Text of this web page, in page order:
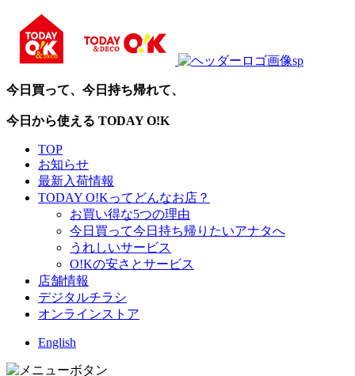
今日買って、今日持ち帰れて、
今日から使える TODAY O!K
TOP
お知らせ
最新入荷情報
TODAY O!Kってどんなお店？
お買い得な5つの理由
今日買って今日持ち帰りたいアナタへ
うれしいサービス
O!Kの安さとサービス
店舗情報
デジタルチラシ
オンラインストア
English